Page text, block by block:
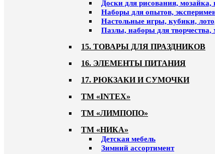
Доски для рисования,
Наборы для опытов,
Настольные игры, кубики,
Пазлы, наборы для творчества,
15. ТОВАРЫ ДЛЯ ПРАЗДНИКОВ
16. ЭЛЕМЕНТЫ ПИТАНИЯ
17. РЮКЗАКИ И СУМОЧКИ
ТМ «INTEX»
ТМ «ЛИМПОПО»
ТМ «НИКА»
Детская мебель
Зимний ассортимент